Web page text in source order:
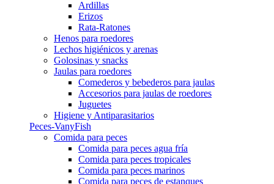
Ardillas
Erizos
Rata-Ratones
Henos para roedores
Lechos higiénicos y arenas
Golosinas y snacks
Jaulas para roedores
Comederos y bebederos para jaulas
Accesorios para jaulas de roedores
Juguetes
Higiene y Antiparasitarios
Peces-VanyFish
Comida para peces
Comida para peces agua fría
Comida para peces tropicales
Comida para peces marinos
Comida para peces de estanques